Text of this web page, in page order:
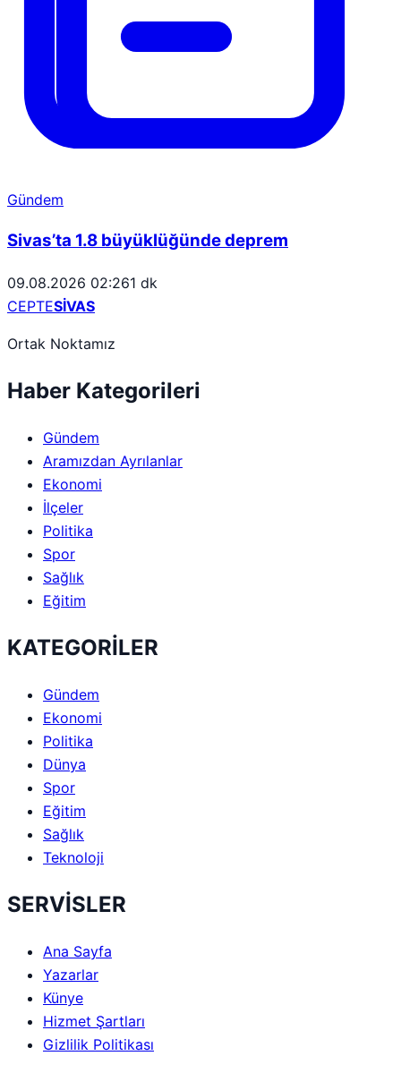
Gündem
Sivas’ta 1.8 büyüklüğünde deprem
09.08.2026 02:261 dk
CEPTESİVAS
Ortak Noktamız
Haber Kategorileri
Gündem
Aramızdan Ayrılanlar
Ekonomi
İlçeler
Politika
Spor
Sağlık
Eğitim
KATEGORİLER
Gündem
Ekonomi
Politika
Dünya
Spor
Eğitim
Sağlık
Teknoloji
SERVİSLER
Ana Sayfa
Yazarlar
Künye
Hizmet Şartları
Gizlilik Politikası